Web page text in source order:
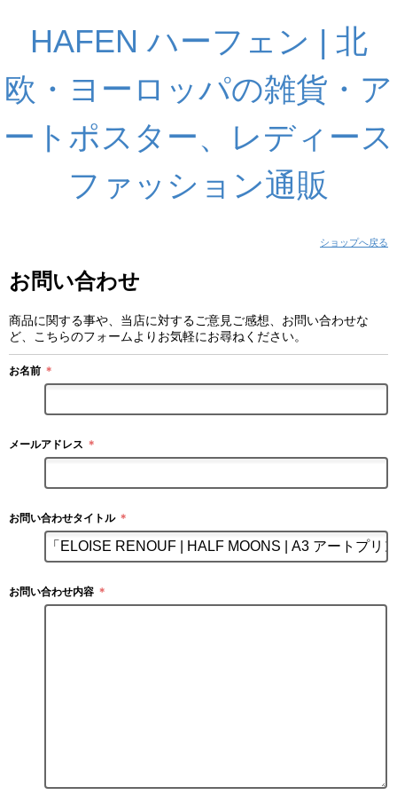
HAFEN ハーフェン | 北
欧・ヨーロッパの雑貨・ア
ートポスター、レディース
ファッション通販
ショップへ戻る
お問い合わせ
商品に関する事や、当店に対するご意見ご感想、お問い合わせな
ど、こちらのフォームよりお気軽にお尋ねください。
お名前 ＊
メールアドレス ＊
お問い合わせタイトル ＊
お問い合わせ内容 ＊